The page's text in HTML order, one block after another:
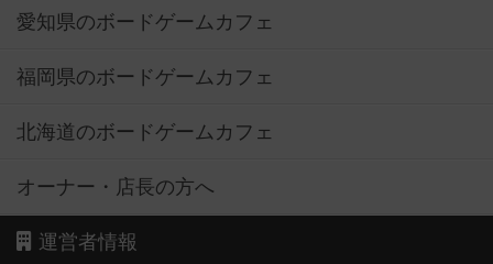
愛知県のボードゲームカフェ
福岡県のボードゲームカフェ
北海道のボードゲームカフェ
オーナー・店長の方へ
運営者情報